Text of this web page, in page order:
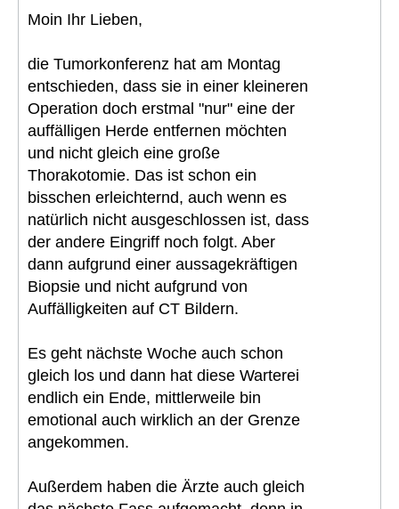
Moin Ihr Lieben,
die Tumorkonferenz hat am Montag
entschieden, dass sie in einer kleineren
Operation doch erstmal "nur" eine der
auffälligen Herde entfernen möchten
und nicht gleich eine große
Thorakotomie. Das ist schon ein
bisschen erleichternd, auch wenn es
natürlich nicht ausgeschlossen ist, dass
der andere Eingriff noch folgt. Aber
dann aufgrund einer aussagekräftigen
Biopsie und nicht aufgrund von
Auffälligkeiten auf CT Bildern.
Es geht nächste Woche auch schon
gleich los und dann hat diese Warterei
endlich ein Ende, mittlerweile bin
emotional auch wirklich an der Grenze
angekommen.
Außerdem haben die Ärzte auch gleich